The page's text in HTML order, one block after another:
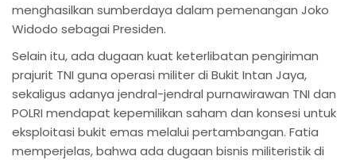
menghasilkan sumberdaya dalam pemenangan Joko
Widodo sebagai Presiden.
Selain itu, ada dugaan kuat keterlibatan pengiriman
prajurit TNI guna operasi militer di Bukit Intan Jaya,
sekaligus adanya jendral-jendral purnawirawan TNI dan
POLRI mendapat kepemilikan saham dan konsesi untuk
eksploitasi bukit emas melalui pertambangan. Fatia
memperjelas, bahwa ada dugaan bisnis militeristik di